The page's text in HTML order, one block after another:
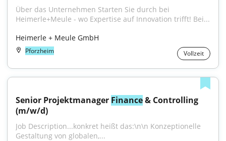
Über das Unternehmen Starten Sie durch bei
Heimerle+Meule - wo Expertise auf Innovation trifft! Bei...
Heimerle + Meule GmbH
Pforzheim Vollzeit
Senior Projektmanager Finance & Controlling
(m/w/d)
Job Description...konkret heißt das:\n\n Konzeptionelle
Gestaltung von globalen,...